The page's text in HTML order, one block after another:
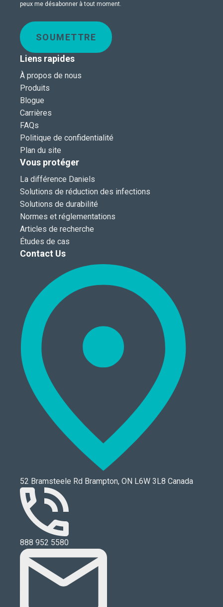
peux me désabonner à tout moment.
SOUMETTRE
Liens rapides
À propos de nous
Produits
Blogue
Carrières
FAQs
Politique de confidentialité
Plan du site
Vous protéger
La différence Daniels
Solutions de réduction des infections
Solutions de durabilité
Normes et réglementations
Articles de recherche
Études de cas
Contact Us
52 Bramsteele Rd Brampton, ON L6W 3L8 Canada
888 952 5580